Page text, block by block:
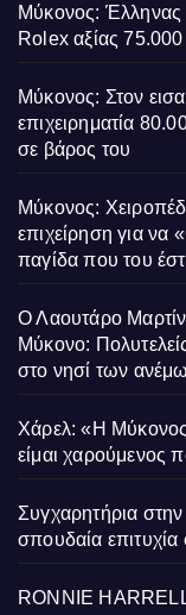
Μύκονος: Έλληνας
Rolex αξίας
Μύκονος: Στον
επιχειρηματία
σε βάρος του
Μύκονος:
επιχείρηση για να
παγίδα που του
Ο Λαουτάρο
Μύκονο:
στο νησί των
Χάρελ: «Η Μύκονος
είμαι χαρούμενος
Συγχαρητήρια
σπουδαία
RONNIE